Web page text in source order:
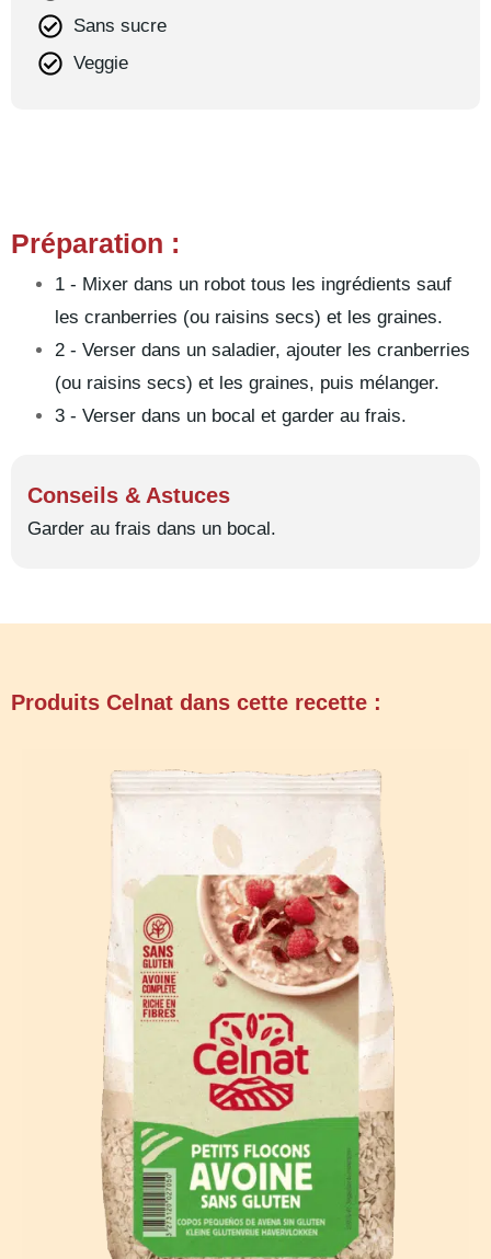
Sans sucre
Veggie
Préparation :
1 - Mixer dans un robot tous les ingrédients sauf
les cranberries (ou raisins secs) et les graines.
2 - Verser dans un saladier, ajouter les cranberries
(ou raisins secs) et les graines, puis mélanger.
3 - Verser dans un bocal et garder au frais.
Conseils & Astuces
Garder au frais dans un bocal.
Produits Celnat dans cette recette :